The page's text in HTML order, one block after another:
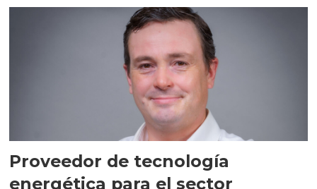
Proveedor de tecnología
energética para el sector